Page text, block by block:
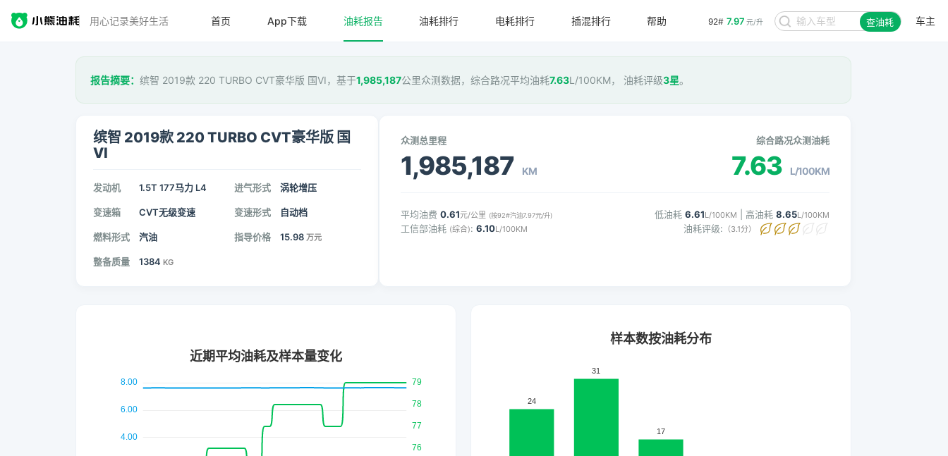
用心记录美好生活 92# 7.97 元/升 查油耗 车主
首页 App下载 油耗报告 油耗排行 电耗排行 插混排行 帮助
报告摘要： 缤智 2019款 220 TURBO CVT豪华版 国VI，基于1,985,187公里众测数据，综合路况平均油耗7.63L/100KM， 油耗评级3星。
缤智 2019款 220 TURBO CVT豪华版 国
VI
发动机 1.5T 177马力 L4 进气形式 涡轮增压
变速箱 CVT无级变速 变速形式 自动档
燃料形式 汽油 指导价格 15.98 万元
整备质量 1384 KG
众测总里程
1,985,187 KM
综合路况众测油耗
7.63 L/100KM
平均油费 0.61元/公里 (按92#汽油7.97元/升)
工信部油耗 (综合): 6.10L/100KM
低油耗 6.61L/100KM | 高油耗 8.65L/100KM
油耗评级: （3.1分）